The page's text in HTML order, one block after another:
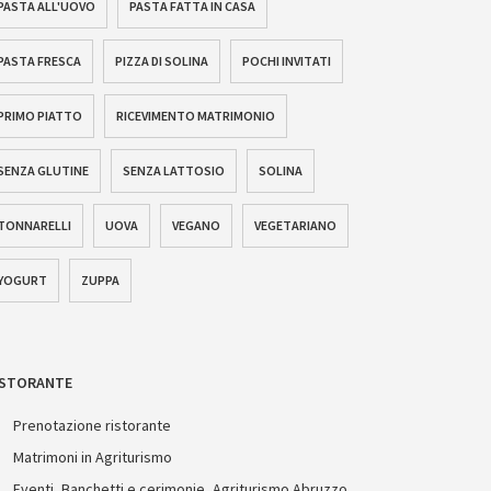
ALL'UOVO PASTA FATTA IN CASA
FRESCA PIZZA DI SOLINA POCHI INVITATI
PIATTO RICEVIMENTO MATRIMONIO
GLUTINE SENZA LATTOSIO SOLINA
UOVA VEGANO VEGETARIANO
ZUPPA
Prenotazione ristorante
Matrimoni in Agriturismo